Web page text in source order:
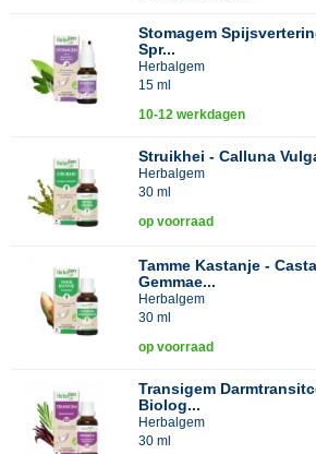
Stomagem
Spr...
Herbalgem
15 ml
10-12 werkdagen
Struikhei - Calluna
Herbalgem
30 ml
op voorraad
Tamme Kastanje -
Gemmae...
Herbalgem
30 ml
op voorraad
Transigem
Biolog...
Herbalgem
30 ml